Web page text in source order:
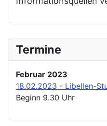
Termine
Februar 2023
18.02.2023 - Libellen-
Beginn 9.30 Uhr